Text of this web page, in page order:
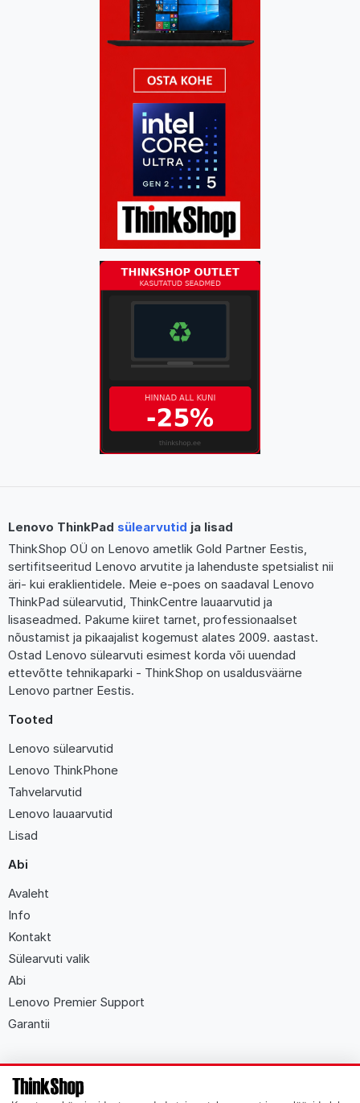
Lenovo ThinkPad sülearvutid ja lisad
ThinkShop OÜ on Lenovo ametlik Gold Partner Eestis,
sertifitseeritud Lenovo arvutite ja lahenduste spetsialist nii
äri- kui eraklientidele. Meie e-poes on saadaval Lenovo
ThinkPad sülearvutid, ThinkCentre lauaarvutid ja
lisaseadmed. Pakume kiiret tarnet, professionaalset
nõustamist ja pikaajalist kogemust alates 2009. aastast.
Ostad Lenovo sülearvuti esimest korda või uuendad
ettevõtte tehnikaparki - ThinkShop on usaldusväärne
Lenovo partner Eestis.
Tooted
Lenovo sülearvutid
Lenovo ThinkPhone
Tahvelarvutid
Lenovo lauaarvutid
Lisad
Abi
Avaleht
Info
Kontakt
Sülearvuti valik
Abi
Lenovo Premier Support
Garantii